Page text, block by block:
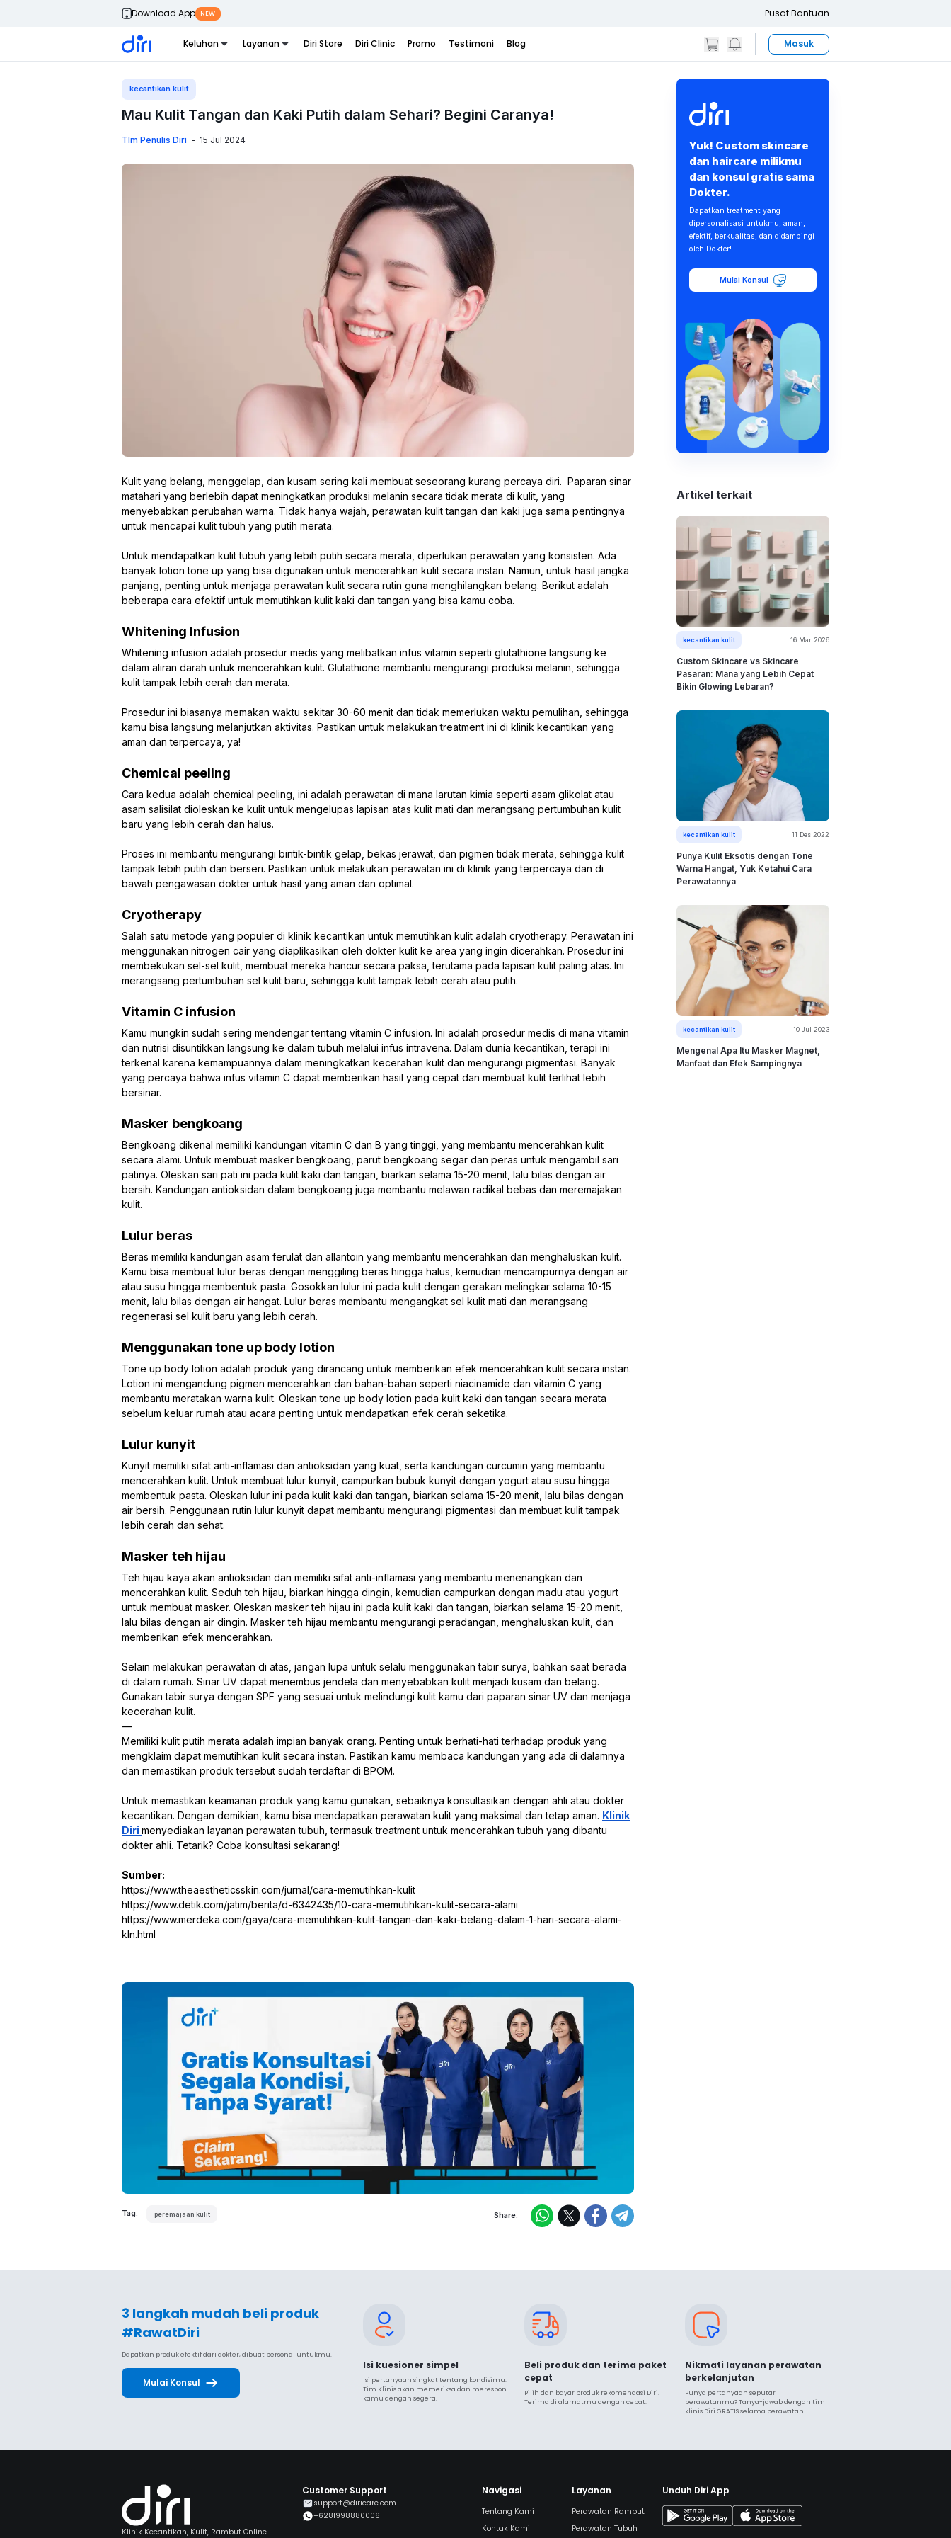
Download App NEW Pusat Bantuan
Keluhan Layanan Diri Store Diri Clinic Promo Testimoni Blog Masuk
kecantikan kulit
Mau Kulit Tangan dan Kaki Putih dalam Sehari? Begini Caranya!
TIm Penulis Diri - 15 Jul 2024
Kulit yang belang, menggelap, dan kusam sering kali membuat seseorang kurang percaya diri. Paparan sinar
matahari yang berlebih dapat meningkatkan produksi melanin secara tidak merata di kulit, yang
menyebabkan perubahan warna. Tidak hanya wajah, perawatan kulit tangan dan kaki juga sama pentingnya
untuk mencapai kulit tubuh yang putih merata.
Untuk mendapatkan kulit tubuh yang lebih putih secara merata, diperlukan perawatan yang konsisten. Ada
banyak lotion tone up yang bisa digunakan untuk mencerahkan kulit secara instan. Namun, untuk hasil jangka
panjang, penting untuk menjaga perawatan kulit secara rutin guna menghilangkan belang. Berikut adalah
beberapa cara efektif untuk memutihkan kulit kaki dan tangan yang bisa kamu coba.
Whitening Infusion
Whitening infusion adalah prosedur medis yang melibatkan infus vitamin seperti glutathione langsung ke
dalam aliran darah untuk mencerahkan kulit. Glutathione membantu mengurangi produksi melanin, sehingga
kulit tampak lebih cerah dan merata.
Prosedur ini biasanya memakan waktu sekitar 30-60 menit dan tidak memerlukan waktu pemulihan, sehingga
kamu bisa langsung melanjutkan aktivitas. Pastikan untuk melakukan treatment ini di klinik kecantikan yang
aman dan terpercaya, ya!
Chemical peeling
Cara kedua adalah chemical peeling, ini adalah perawatan di mana larutan kimia seperti asam glikolat atau
asam salisilat dioleskan ke kulit untuk mengelupas lapisan atas kulit mati dan merangsang pertumbuhan kulit
baru yang lebih cerah dan halus.
Proses ini membantu mengurangi bintik-bintik gelap, bekas jerawat, dan pigmen tidak merata, sehingga kulit
tampak lebih putih dan berseri. Pastikan untuk melakukan perawatan ini di klinik yang terpercaya dan di
bawah pengawasan dokter untuk hasil yang aman dan optimal.
Cryotherapy
Salah satu metode yang populer di klinik kecantikan untuk memutihkan kulit adalah cryotherapy. Perawatan ini
menggunakan nitrogen cair yang diaplikasikan oleh dokter kulit ke area yang ingin dicerahkan. Prosedur ini
membekukan sel-sel kulit, membuat mereka hancur secara paksa, terutama pada lapisan kulit paling atas. Ini
merangsang pertumbuhan sel kulit baru, sehingga kulit tampak lebih cerah atau putih.
Vitamin C infusion
Kamu mungkin sudah sering mendengar tentang vitamin C infusion. Ini adalah prosedur medis di mana vitamin
dan nutrisi disuntikkan langsung ke dalam tubuh melalui infus intravena. Dalam dunia kecantikan, terapi ini
terkenal karena kemampuannya dalam meningkatkan kecerahan kulit dan mengurangi pigmentasi. Banyak
yang percaya bahwa infus vitamin C dapat memberikan hasil yang cepat dan membuat kulit terlihat lebih
bersinar.
Masker bengkoang
Bengkoang dikenal memiliki kandungan vitamin C dan B yang tinggi, yang membantu mencerahkan kulit
secara alami. Untuk membuat masker bengkoang, parut bengkoang segar dan peras untuk mengambil sari
patinya. Oleskan sari pati ini pada kulit kaki dan tangan, biarkan selama 15-20 menit, lalu bilas dengan air
bersih. Kandungan antioksidan dalam bengkoang juga membantu melawan radikal bebas dan meremajakan
kulit.
Lulur beras
Beras memiliki kandungan asam ferulat dan allantoin yang membantu mencerahkan dan menghaluskan kulit.
Kamu bisa membuat lulur beras dengan menggiling beras hingga halus, kemudian mencampurnya dengan air
atau susu hingga membentuk pasta. Gosokkan lulur ini pada kulit dengan gerakan melingkar selama 10-15
menit, lalu bilas dengan air hangat. Lulur beras membantu mengangkat sel kulit mati dan merangsang
regenerasi sel kulit baru yang lebih cerah.
Menggunakan tone up body lotion
Tone up body lotion adalah produk yang dirancang untuk memberikan efek mencerahkan kulit secara instan.
Lotion ini mengandung pigmen mencerahkan dan bahan-bahan seperti niacinamide dan vitamin C yang
membantu meratakan warna kulit. Oleskan tone up body lotion pada kulit kaki dan tangan secara merata
sebelum keluar rumah atau acara penting untuk mendapatkan efek cerah seketika.
Lulur kunyit
Kunyit memiliki sifat anti-inflamasi dan antioksidan yang kuat, serta kandungan curcumin yang membantu
mencerahkan kulit. Untuk membuat lulur kunyit, campurkan bubuk kunyit dengan yogurt atau susu hingga
membentuk pasta. Oleskan lulur ini pada kulit kaki dan tangan, biarkan selama 15-20 menit, lalu bilas dengan
air bersih. Penggunaan rutin lulur kunyit dapat membantu mengurangi pigmentasi dan membuat kulit tampak
lebih cerah dan sehat.
Masker teh hijau
Teh hijau kaya akan antioksidan dan memiliki sifat anti-inflamasi yang membantu menenangkan dan
mencerahkan kulit. Seduh teh hijau, biarkan hingga dingin, kemudian campurkan dengan madu atau yogurt
untuk membuat masker. Oleskan masker teh hijau ini pada kulit kaki dan tangan, biarkan selama 15-20 menit,
lalu bilas dengan air dingin. Masker teh hijau membantu mengurangi peradangan, menghaluskan kulit, dan
memberikan efek mencerahkan.
Selain melakukan perawatan di atas, jangan lupa untuk selalu menggunakan tabir surya, bahkan saat berada
di dalam rumah. Sinar UV dapat menembus jendela dan menyebabkan kulit menjadi kusam dan belang.
Gunakan tabir surya dengan SPF yang sesuai untuk melindungi kulit kamu dari paparan sinar UV dan menjaga
kecerahan kulit.
—
Memiliki kulit putih merata adalah impian banyak orang. Penting untuk berhati-hati terhadap produk yang
mengklaim dapat memutihkan kulit secara instan. Pastikan kamu membaca kandungan yang ada di dalamnya
dan memastikan produk tersebut sudah terdaftar di BPOM.
Untuk memastikan keamanan produk yang kamu gunakan, sebaiknya konsultasikan dengan ahli atau dokter
kecantikan. Dengan demikian, kamu bisa mendapatkan perawatan kulit yang maksimal dan tetap aman. Klinik
Diri menyediakan layanan perawatan tubuh, termasuk treatment untuk mencerahkan tubuh yang dibantu
dokter ahli. Tetarik? Coba konsultasi sekarang!
Sumber:
https://www.theaestheticsskin.com/jurnal/cara-memutihkan-kulit
https://www.detik.com/jatim/berita/d-6342435/10-cara-memutihkan-kulit-secara-alami
https://www.merdeka.com/gaya/cara-memutihkan-kulit-tangan-dan-kaki-belang-dalam-1-hari-secara-alami-
kln.html
Tag: peremajaan kulit Share:
Yuk! Custom skincare
dan haircare milikmu
dan konsul gratis sama
Dokter.
Dapatkan treatment yang
dipersonalisasi untukmu, aman,
efektif, berkualitas, dan didampingi
oleh Dokter!
Mulai Konsul
Artikel terkait
kecantikan kulit 16 Mar 2026
Custom Skincare vs Skincare
Pasaran: Mana yang Lebih Cepat
Bikin Glowing Lebaran?
kecantikan kulit 11 Des 2022
Punya Kulit Eksotis dengan Tone
Warna Hangat, Yuk Ketahui Cara
Perawatannya
kecantikan kulit 10 Jul 2023
Mengenal Apa Itu Masker Magnet,
Manfaat dan Efek Sampingnya
3 langkah mudah beli produk
#RawatDiri
Dapatkan produk efektif dari dokter, dibuat personal untukmu.
Mulai Konsul
Isi kuesioner simpel
Isi pertanyaan singkat tentang kondisimu.
Tim Klinis akan memeriksa dan merespon
kamu dengan segera.
Beli produk dan terima paket
cepat
Pilih dan bayar produk rekomendasi Diri.
Terima di alamatmu dengan cepat.
Nikmati layanan perawatan
berkelanjutan
Punya pertanyaan seputar
perawatanmu? Tanya-jawab dengan tim
klinis Diri GRATIS selama perawatan.
Klinik Kecantikan, Kulit, Rambut Online
Customer Support
support@diricare.com
+6281998880006
Navigasi
Tentang Kami
Kontak Kami
Layanan
Perawatan Rambut
Perawatan Tubuh
Unduh Diri App